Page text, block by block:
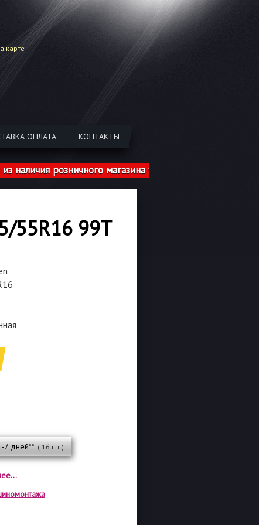
карте
ОПЛАТА КОНТАКТЫ
розничного магазина указаны с учетом
55R16 99T
7 дней**( 16 шт.)